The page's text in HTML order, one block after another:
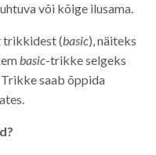
või kõige ilusama.
trikkidest (basic), näiteks
basic-trikke selgeks
saab õppida